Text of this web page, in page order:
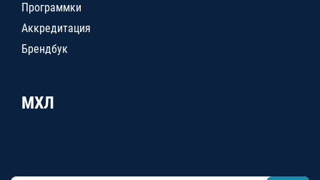
Программки
Аккредитация
Брендбук
МХЛ